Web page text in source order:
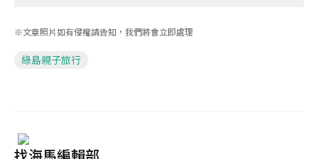
※文章照片如有侵權請告知，我們將會立即處理
綠島親子旅行